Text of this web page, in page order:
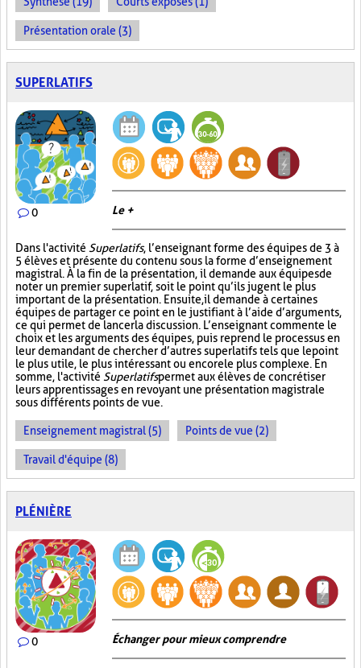
Présentation orale (3)
SUPERLATIFS
0 Le +
Dans l'activité Superlatifs, l’enseignant forme des équipes de 3 à
5 élèves et présente du contenu sous la forme d’enseignement
magistral. À la fin de la présentation, il demande aux équipes de
noter un premier superlatif, soit le point qu’ils jugent le plus
important de la présentation. Ensuite, il demande à certaines
équipes de partager ce point en le justifiant à l’aide d’arguments,
ce qui permet de lancer la discussion. L’enseignant commente le
choix et les arguments des équipes, puis reprend le processus en
leur demandant de chercher d’autres superlatifs tels que le point
le plus utile, le plus intéressant ou encore le plus complexe. En
somme, l'activité Superlatifspermet aux élèves de concrétiser
leurs apprentissages en revoyant une présentation magistrale
sous différents points de vue.
Enseignement magistral (5) Points de vue (2)
Travail d'équipe (8)
PLÉNIÈRE
0 Échanger pour mieux comprendre